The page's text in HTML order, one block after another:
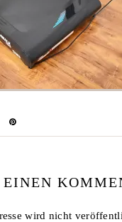
EINEN
wird nicht